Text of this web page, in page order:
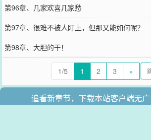
第96章、几家欢喜几家愁
第97章、很难不被人盯上，但那又能如何呢？
第98章、大胆的干！
1/5 1 2 3 »
追看新章节，下载本站客户端无